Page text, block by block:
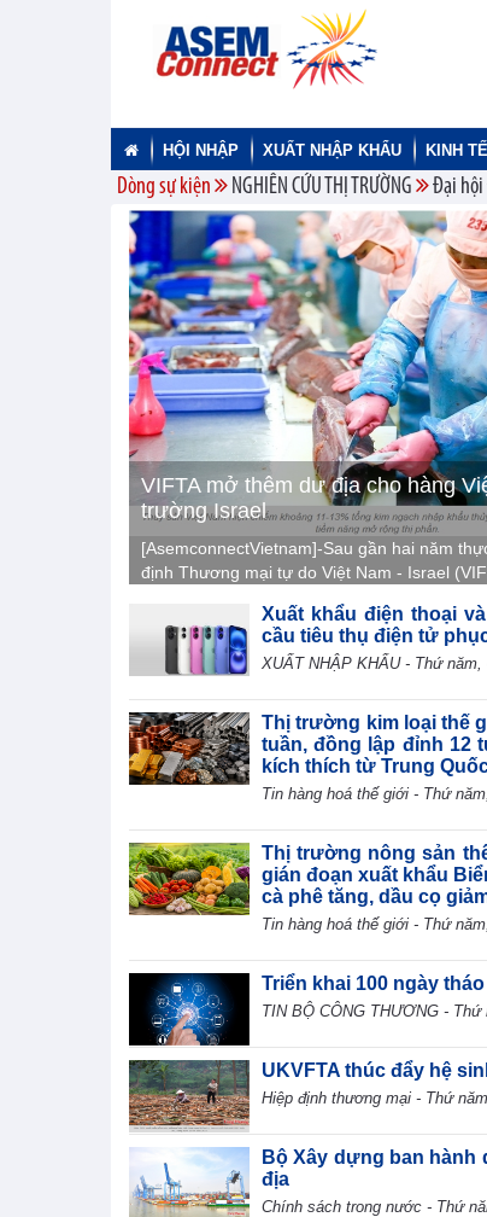
HỘI NHẬP XUẤT NHẬP KHẨU KINH TẾ
Dòng sự kiện NGHIÊN CỨU THỊ TRƯỜNG Đại hội
VIFTA mở thêm dư địa cho hàng
trường Israel
[AsemconnectVietnam]-Sau gần hai năm
định Thương mại tự do Việt Nam - Israel
Xuất khẩu điện thoại
cầu tiêu thụ điện tử
XUẤT NHẬP KHẨU - Thứ năm,
Thị trường kim loại thế
tuần, đồng lập đỉnh 12
kích thích từ Trung
Tin hàng hoá thế giới - Thứ
Thị trường nông sản
gián đoạn xuất khẩu
cà phê tăng, dầu cọ
Tin hàng hoá thế giới - Thứ
Triển khai 100 ngày
TIN BỘ CÔNG THƯƠNG - Thứ
UKVFTA thúc đẩy hệ
Hiệp định thương mại - Thứ
Bộ Xây dựng ban hành
địa
Chính sách trong nước - Thứ